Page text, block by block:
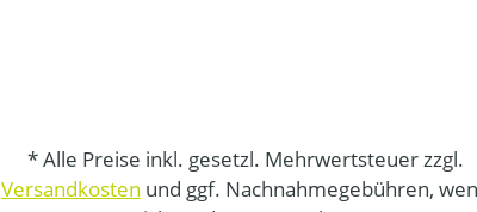
* Alle Preise inkl. gesetzl. Mehrwertsteuer zzgl.
Versandkosten und ggf. Nachnahmegebühren,